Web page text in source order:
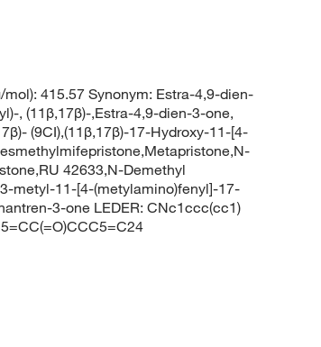
415.57 Synonym: Estra-4,9-dien-
, (11β,17β)-,Estra-4,9-dien-3-one,
(9CI),(11β,17β)-17-Hydroxy-11-[4-
42633,N-Demethyl
metyl-11-[4-(metylamino)fenyl]-17-
3-one LEDER: CNc1ccc(cc1)